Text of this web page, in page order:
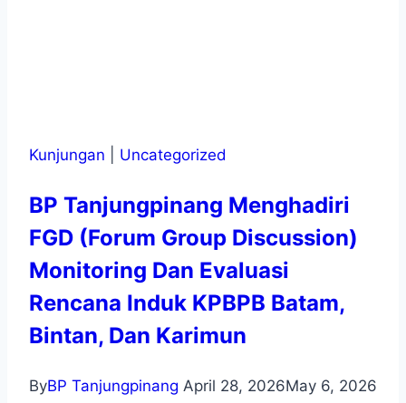
Kunjungan Uncategorized
BP Tanjungpinang Menghadiri
FGD (Forum Group Discussion)
Monitoring Dan Evaluasi
Rencana Induk KPBPB Batam,
Bintan, Dan Karimun
ByBP Tanjungpinang April 28, 2026May 6, 2026